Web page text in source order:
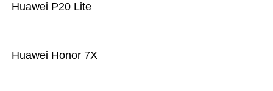
Huawei Honor 7X
Huawei P20 Lite